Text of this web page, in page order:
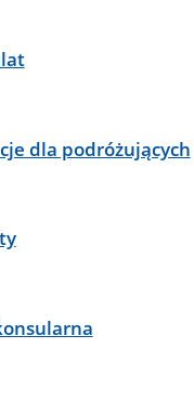
dla podróżujących